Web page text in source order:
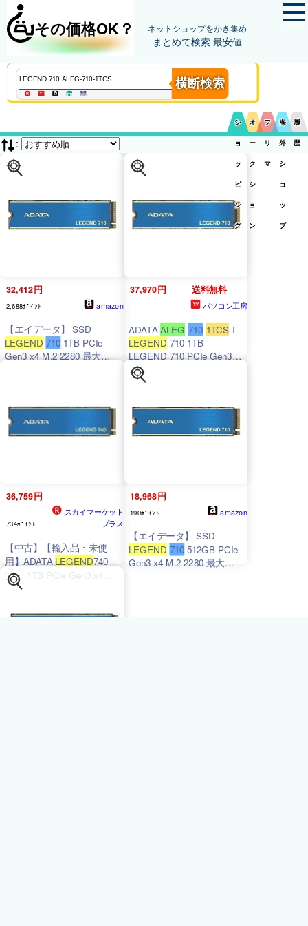
その価格OK？ ネットショップをかき集め
まとめて検索 最安値
横断検索
シ
ョ
ッ
ピ
ン
グ
オ
ー
ク
シ
ョ
ン
フ
リ
マ
海
外
シ
ョ
ッ
プ
履
歴
:
32,412円
2,688ﾎﾟｲﾝﾄ amazon
【エイデータ】 SSD
LEGEND 710 1TB PCIe
Gen3 x4 M.2 2280 最大読
37,970円 送料無料
パソコン工房
ADATAALEG-710-1TCS-I
LEGEND 710 1TB
LEGEND 710 PCIe Gen3
x4 M.2 2280 ソリッドステ
ートドライブ 1TB
36,759円
734ﾎﾟｲﾝﾄ
スカイマーケット
プラス
【中古】【輸入品・未使
用】ADATA LEGEND740
SSD 1TB PCIe Gen3 x4
M.2 2280 ソリッドステー
1TCS
18,968円
190ﾎﾟｲﾝﾄ amazon
【エイデータ】 SSD
LEGEND 710 512GB PCIe
Gen3 x4 M.2 2280 最大読